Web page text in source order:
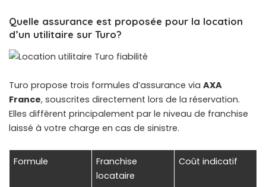
Quelle assurance est proposée pour la location
d’un utilitaire sur Turo?
Turo propose trois formules d’assurance via AXA
France, souscrites directement lors de la réservation.
Elles diffèrent principalement par le niveau de franchise
laissé à votre charge en cas de sinistre.
Formule
Franchise
locataire
Coût indicatif